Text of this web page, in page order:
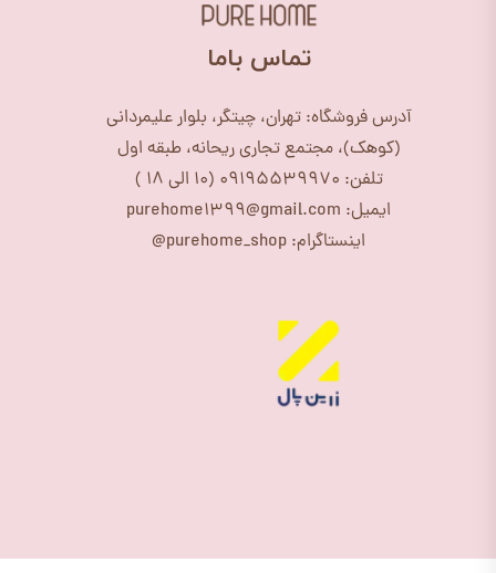
​تماس باما
آدرس فروشگاه: تهران، چیتگر، بلوار علیمردانی
(کوهک)، مجتمع تجاری ریحانه، طبقه اول
تلفن: 09195539970 (10 الی 18 )
ایمیل: purehome1399@gmail.com
اینستاگرام: purehome_shop@